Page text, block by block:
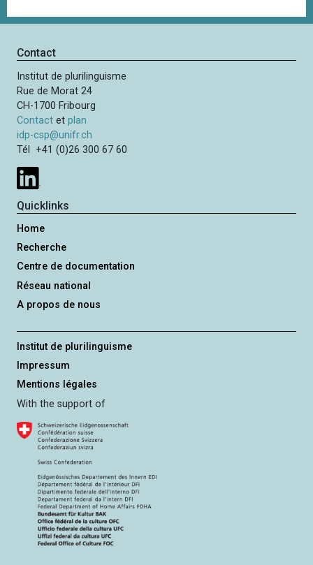
Contact
Institut de plurilinguisme
Rue de Morat 24
CH-1700 Fribourg
Contact etplan
idp-csp@unifr.ch
Tél +41 (0)26 300 67 60
Quicklinks
Home
Recherche
Centre de documentation
Réseau national
A propos de nous
Institut de plurilinguisme
Impressum
Mentions légales
With the support of